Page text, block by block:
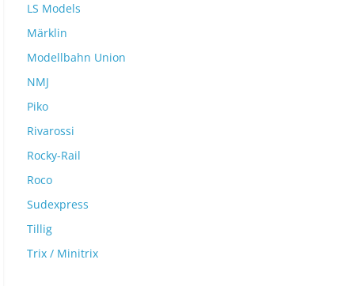
LS Models
Märklin
Modellbahn Union
NMJ
Piko
Rivarossi
Rocky-Rail
Roco
Sudexpress
Tillig
Trix / Minitrix